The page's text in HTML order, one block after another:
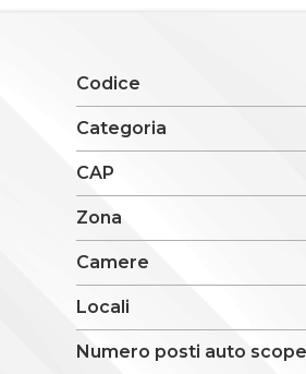
Codice
Categoria
CAP
Zona
Camere
Locali
Numero posti auto